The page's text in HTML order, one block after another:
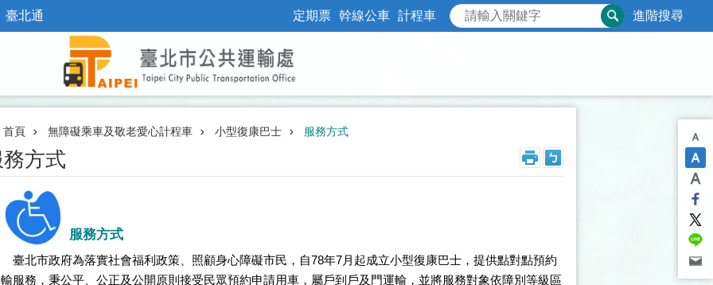
臺北通 定期票 幹線公車 計程車 進階搜尋
首頁 無障礙乘車及敬老愛心計程車 小型復康巴士 服務方式
方式
服務方式
市政府為落實社會福利政策、照顧身心障礙市民，自78年7月起成立小型復康巴士，提供點對點預約
服務，秉公平、公正及公開原則接受民眾預約申請用車，屬戶到戶及門運輸，並將服務對象依障別等級區